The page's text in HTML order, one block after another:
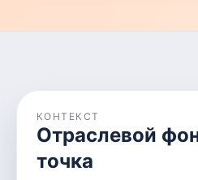
КОНТЕКСТ
Отраслевой
точка